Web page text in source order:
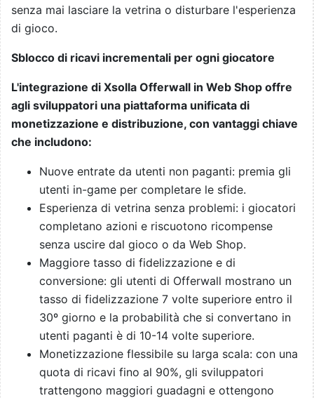
senza mai lasciare la vetrina o disturbare l'esperienza
di gioco.
Sblocco di ricavi incrementali per ogni giocatore
L'integrazione di Xsolla Offerwall in Web Shop offre
agli sviluppatori una piattaforma unificata di
monetizzazione e distribuzione, con vantaggi chiave
che includono:
Nuove entrate da utenti non paganti: premia gli
utenti in-game per completare le sfide.
Esperienza di vetrina senza problemi: i giocatori
completano azioni e riscuotono ricompense
senza uscire dal gioco o da Web Shop.
Maggiore tasso di fidelizzazione e di
conversione: gli utenti di Offerwall mostrano un
tasso di fidelizzazione 7 volte superiore entro il
30º giorno e la probabilità che si convertano in
utenti paganti è di 10-14 volte superiore.
Monetizzazione flessibile su larga scala: con una
quota di ricavi fino al 90%, gli sviluppatori
trattengono maggiori guadagni e ottengono